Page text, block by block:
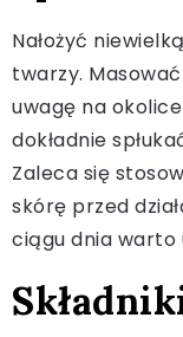
Nałożyć
twarzy.
uwagę na
dokładnie
Zaleca się
skórę przed
ciągu dnia warto